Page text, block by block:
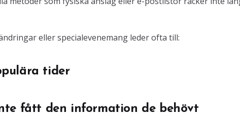
eller specialevenemang leder ofta till:
tider
fått den information de behövt